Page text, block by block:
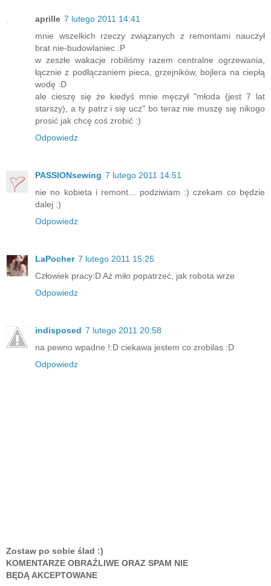
aprille 7 lutego 2011 14:41
mnie wszelkich rzeczy związanych z remontami nauczył
brat nie-budowlaniec :P
w zeszłe wakacje robiliśmy razem centralne ogrzewania,
łącznie z podłączaniem pieca, grzejników, bojlera na ciepłą
wodę :D
ale cieszę się że kiedyś mnie męczył "młoda (jest 7 lat
starszy), a ty patrz i się ucz" bo teraz nie muszę się nikogo
prosić jak chcę coś zrobić :)
Odpowiedz
PASSIONsewing 7 lutego 2011 14:51
nie no kobieta i remont... podziwiam :) czekam co będzie
dalej :)
Odpowiedz
LaPocher 7 lutego 2011 15:25
Człowiek pracy:D Aż miło popatrzeć, jak robota wrze
Odpowiedz
indisposed 7 lutego 2011 20:58
na pewno wpadne !:D ciekawa jestem co zrobilas :D
Odpowiedz
Zostaw po sobie ślad :)
KOMENTARZE OBRAŹLIWE ORAZ SPAM NIE
BĘDĄ AKCEPTOWANE